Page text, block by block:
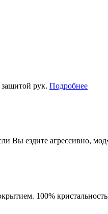
защитой рук. Подробнее
Вы ездите агрессивно,
100%